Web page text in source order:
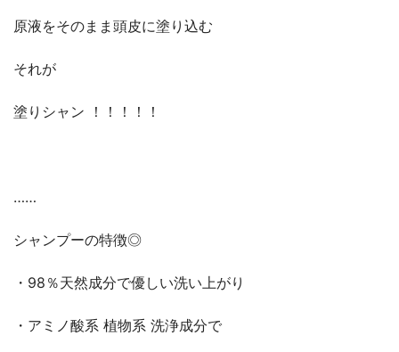
⁡原液をそのまま頭皮に塗り込む⁡⁡
⁡それが
⁡塗りシャン ！！！！！⁡
……⁡
⁡シャンプーの特徴◎
⁡・98％天然成分で優しい洗い上がり⁡
⁡・アミノ酸系 植物系 洗浄成分で⁡⁡